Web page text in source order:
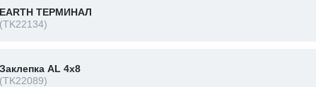
EARTH ТЕРМИНАЛ
(TK22134)
Заклепка AL 4x8
(TK22089)